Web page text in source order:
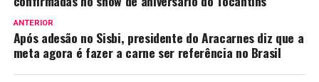
ANTERIOR
Após adesão no Sisbi, presidente do Aracarnes diz que a
meta agora é fazer a carne ser referência no Brasil